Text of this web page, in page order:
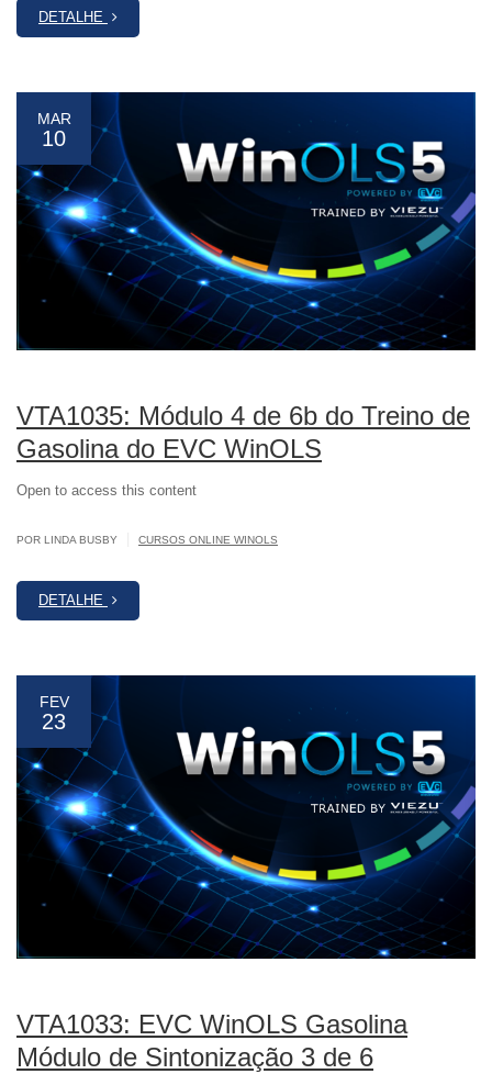
DETALHE
MAR
10
VTA1035: Módulo 4 de 6b do Treino de
Gasolina do EVC WinOLS
Open to access this content
POR LINDA BUSBY CURSOS ONLINE WINOLS
DETALHE
FEV
23
VTA1033: EVC WinOLS Gasolina
Módulo de Sintonização 3 de 6